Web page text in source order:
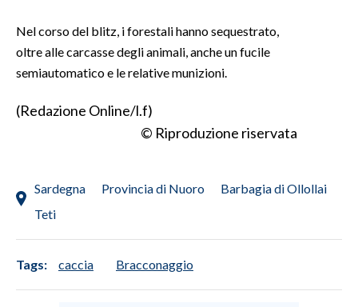
EVENTI
3 MINUTI CON
ABBONATI
Nel corso del blitz, i forestali hanno sequestrato,
oltre alle carcasse degli animali, anche un fucile
semiautomatico e le relative munizioni.
(Redazione Online/l.f)
© Riproduzione riservata
Sardegna Provincia di Nuoro
Barbagia di Ollollai
Teti
Tags: caccia Bracconaggio